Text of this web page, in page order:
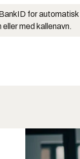
for automatisk
med kallenavn.